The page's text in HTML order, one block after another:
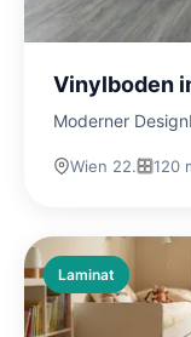
Vinylboden
Moderner
Wien 22. 120
Laminat